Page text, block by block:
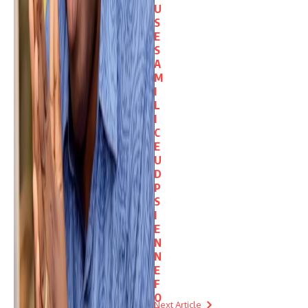
U
S
E
S
A
M
I
L
I
C
E
U
D
P
S
I
E
N
N
E
F
O
Next Article